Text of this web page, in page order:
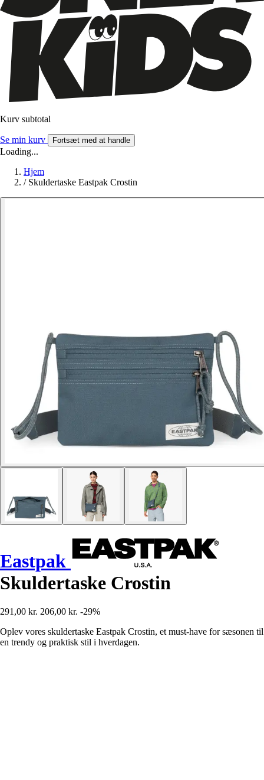
Kurv subtotal
Se min kurv Fortsæt med at handle
Loading...
Hjem
/ Skuldertaske Eastpak Crostin
Eastpak
Skuldertaske Crostin
291,00 kr. 206,00 kr. -29%
Oplev vores skuldertaske Eastpak Crostin, et must-have for sæsonen til
en trendy og praktisk stil i hverdagen.